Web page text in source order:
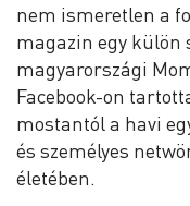
nem ismeretlen a
magazin egy külön
magyarországi
Facebook-on
mostantól a havi
és személyes
életében.